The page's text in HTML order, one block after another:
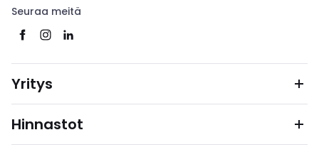
Seuraa meitä
Yritys
Hinnastot